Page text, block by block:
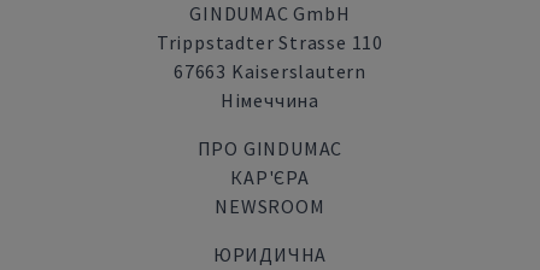
GINDUMAC GmbH
Trippstadter Strasse 110
67663 Kaiserslautern
Німеччина
ПРО GINDUMAC
КАР'ЄРА
NEWSROOM
ЮРИДИЧНА